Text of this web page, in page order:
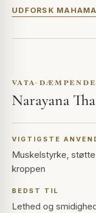
UDFORSK
VATA-DÆMPENDE
Narayana
VIGTIGSTE
Muskelstyrke,
kroppen
BEDST TIL
Lethed og